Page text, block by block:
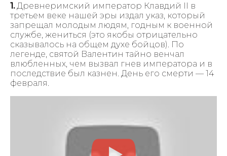
1.Древнеримский император Клавдий II в
третьем веке нашей эры издал указ, который
запрещал молодым людям, годным к военной
службе, жениться (это якобы отрицательно
сказывалось на общем духе бойцов). По
легенде, святой Валентин тайно венчал
влюбленных, чем вызвал гнев императора и в
последствие был казнен. День его смерти — 14
февраля.